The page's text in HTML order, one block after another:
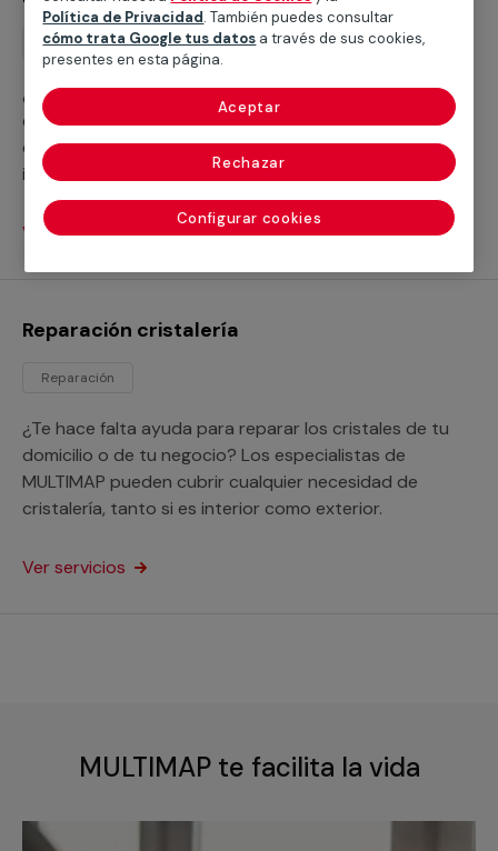
Mantenimiento
¿Necesitas un servicio de mantenimiento de cristalería
en tu hogar o local comercial? No busques más: los
expertos de MULTIMAP pueden solventar cualquier
incidencia con cristalería de cualquier tipo.
Ver servicios
Reparación cristalería
Reparación
¿Te hace falta ayuda para reparar los cristales de tu
domicilio o de tu negocio? Los especialistas de
MULTIMAP pueden cubrir cualquier necesidad de
cristalería, tanto si es interior como exterior.
Ver servicios
MULTIMAP te facilita la vida
Política de Privacidad. También puedes consultar
cómo trata Google tus datos a través de sus cookies,
presentes en esta página.
Configurar cookies
Rechazar
Aceptar